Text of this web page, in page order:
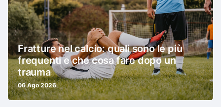
Fratture nel calcio: quali sono le più
frequenti e che cosa fare dopo un
trauma
06 Ago 2026